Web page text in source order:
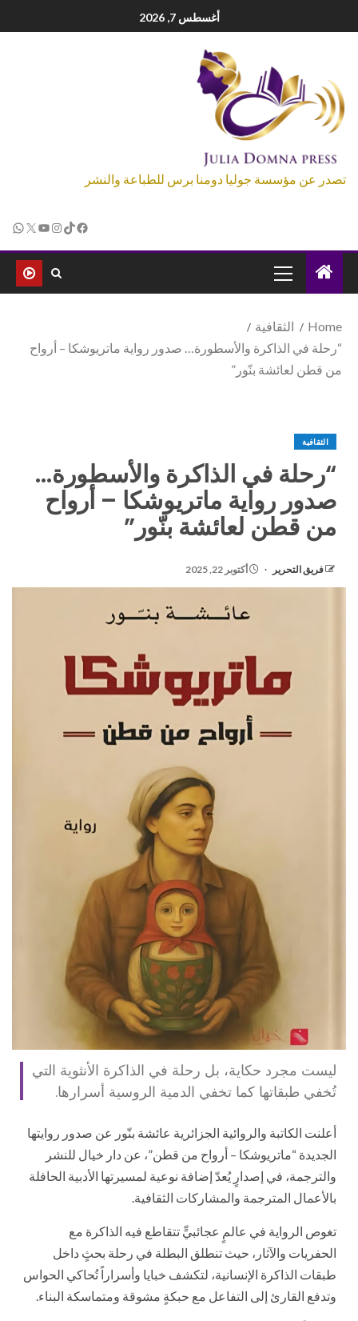
أغسطس 7, 2026
تصدر عن مؤسسة جوليا دومنا برس للطباعة والنشر
Home
الثقافية
“رحلة في الذاكرة والأسطورة… صدور رواية ماتريوشكا – أرواح
من قطن لعائشة بنّور”
الثقافية
“رحلة في الذاكرة والأسطورة…
صدور رواية ماتريوشكا – أرواح
من قطن لعائشة بنّور”
فريق التحرير أكتوبر 22, 2025
ليست مجرد حكاية، بل رحلة في الذاكرة الأنثوية التي
تُخفي طبقاتها كما تخفي الدمية الروسية أسرارها.
أعلنت الكاتبة والروائية الجزائرية عائشة بنّور عن صدور روايتها
الجديدة “ماتريوشكا – أرواح من قطن”، عن دار خيال للنشر
والترجمة، في إصدارٍ يُعدّ إضافة نوعية لمسيرتها الأدبية الحافلة
بالأعمال المترجمة والمشاركات الثقافية.
تغوص الرواية في عالمٍ عجائبيٍّ تتقاطع فيه الذاكرة مع
الحفريات والآثار، حيث تنطلق البطلة في رحلة بحثٍ داخل
طبقات الذاكرة الإنسانية، لتكشف خبايا وأسراراً تُحاكي الحواس
وتدفع القارئ إلى التفاعل مع حبكةٍ مشوقة ومتماسكة البناء.